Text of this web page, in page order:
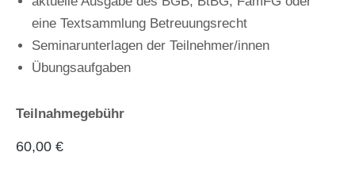
eine Textsammlung Betreuungsrecht
Seminarunterlagen der Teilnehmer/innen
Übungsaufgaben
Teilnahmegebühr
60,00 €